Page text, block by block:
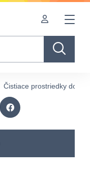
Čistiace prostriedky do